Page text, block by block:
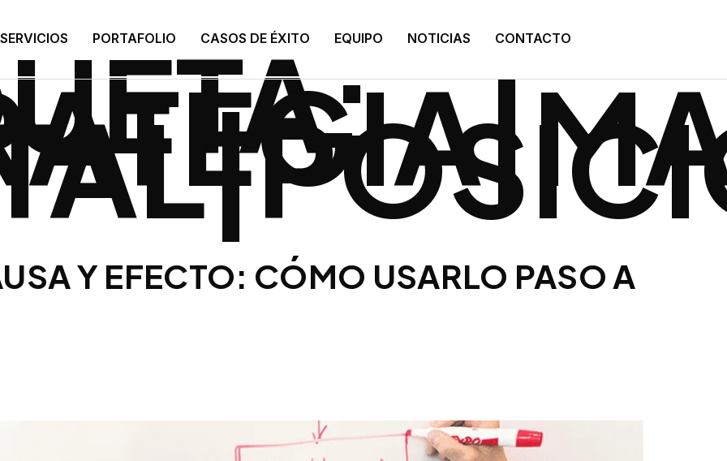
SERVICIOS PORTAFOLIO CASOS DE ÉXITO EQUIPO NOTICIAS CONTACTO
Y EFECTO: CÓMO USARLO PASO A